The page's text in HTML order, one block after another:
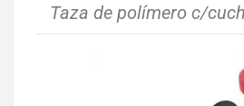
Taza de polímero c/